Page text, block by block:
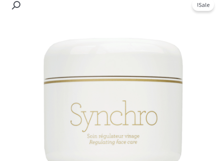
Sale!